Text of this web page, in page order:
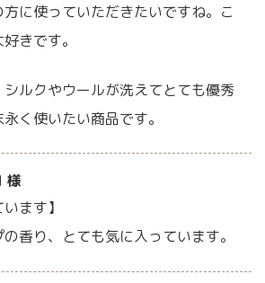
に使っていただきたいですね。こ
きです。
ルクやウールが洗えてとても優秀
く使いたい商品です。
ます】
香り、とても気に入っています。